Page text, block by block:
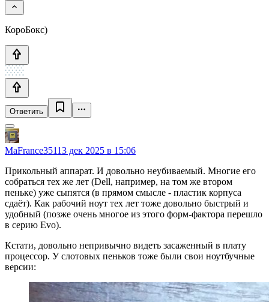
КороБокс)
Ответить
MaFrance35113 дек 2025 в 15:06
Прикольный аппарат. И довольно неубиваемый. Многие его
собраться тех же лет (Dell, например, на том же втором
пеньке) уже сыпятся (в прямом смысле - пластик корпуса
сдаёт). Как рабочий ноут тех лет тоже довольно быстрый и
удобный (позже очень многое из этого форм-фактора перешло
в серию Evo).
Кстати, довольно непривычно видеть засаженный в плату
процессор. У слотовых пеньков тоже были свои ноутбучные
версии: